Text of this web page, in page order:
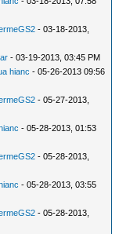
- 03-18-2013,
- 03-19-2013, 03:45 PM
hianc - 05-26-2013 09:56
- 05-27-2013,
- 05-28-2013, 01:53
- 05-28-2013,
- 05-28-2013, 03:55
- 05-28-2013,